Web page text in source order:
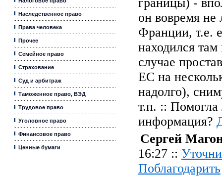
Наследственное право
Права человека
Прочее
Семейное право
Страхование
Суд и арбитраж
Таможенное право, ВЭД
Трудовое право
Уголовное право
Финансовое право
Ценные бумаги
он вовремя не
Франции, т.е.
находился
случае
ЕС на
надолго),
т.п. :: Помогла
информация?
Сергей
16:27 ::
Поблагодарить